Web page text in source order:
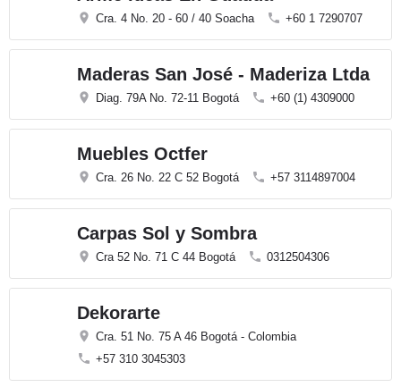
Cra. 4 No. 20 - 60 / 40 Soacha +60 1 7290707
Maderas San José - Maderiza Ltda
Diag. 79A No. 72-11 Bogotá +60 (1) 4309000
Muebles Octfer
Cra. 26 No. 22 C 52 Bogotá +57 3114897004
Carpas Sol y Sombra
Cra 52 No. 71 C 44 Bogotá 0312504306
Dekorarte
Cra. 51 No. 75 A 46 Bogotá - Colombia
+57 310 3045303